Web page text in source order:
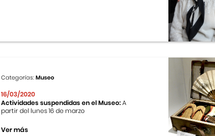
Categorías:Museo
16/03/2020
Actividades suspendidas en el Museo:A
partir del lunes 16 de marzo
Ver más